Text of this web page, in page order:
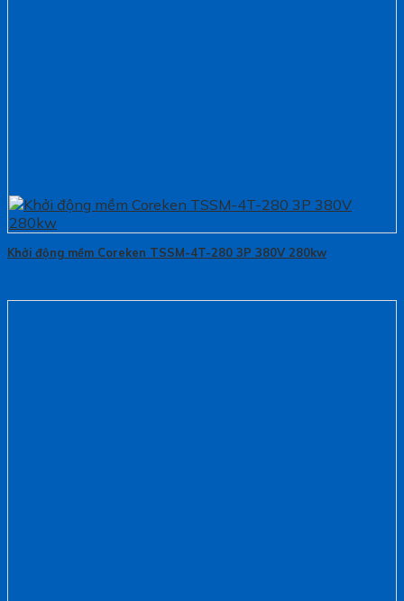
Khởi động mềm Coreken TSSM-4T-280 3P 380V 280kw